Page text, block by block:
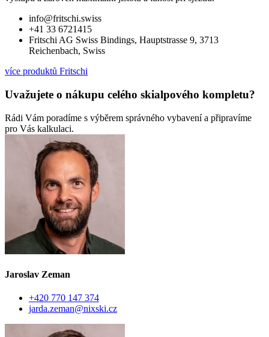
info@fritschi.swiss
+41 33 6721415
Fritschi AG Swiss Bindings, Hauptstrasse 9, 3713
Reichenbach, Swiss
více produktů Fritschi
Uvažujete o nákupu celého skialpového kompletu?
Rádi Vám poradíme s výběrem správného vybavení a připravíme
pro Vás kalkulaci.
Jaroslav Zeman
+420 770 147 374
jarda.zeman@nixski.cz